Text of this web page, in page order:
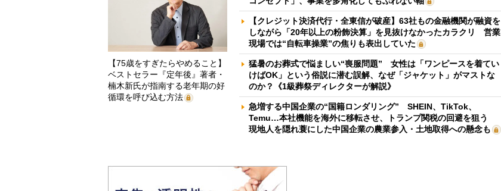
【75歳をすぎたらやめること】
ベストセラー『定年後』著者・
楠木新氏が指南する老年期の好
循環を呼び込む方法
【クレジット決済代行・全東信が破産】63社もの金融機関が融資を
しながら「20年以上の粉飾決算」を見抜けなかったカラクリ 営業
現場では“自転車操業”の焦りも表出していた
猛暑のお葬式で悩ましい“喪服問題” 女性は「ワンピースを着てい
けばOK」という俗説に潜む誤解、なぜ「ジャケット」がマストな
のか？《1級葬祭ディレクターが解説》
急増する中国企業の“国籍ロンダリング” SHEIN、TikTok、
Temu…本社機能を海外に移転させ、トランプ関税の回避を狙う
現地人を隠れ蓑にした中国企業の農業参入・土地取得への懸念も